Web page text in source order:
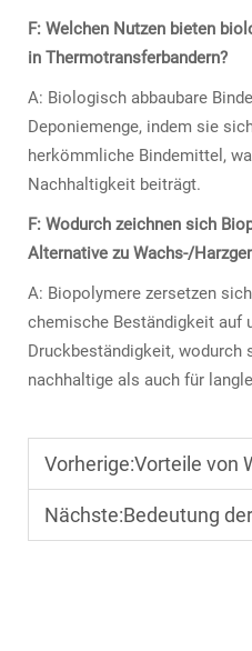
F: Welchen Nutzen bieten
in Thermotransferbandern?
A: Biologisch abbaubare
Deponiemenge, indem sie
herkömmliche Bindemittel,
Nachhaltigkeit beiträgt.
F: Wodurch zeichnen sich
Alternative zu Wachs-/
A: Biopolymere zersetzen
chemische Beständigkeit auf
Druckbeständigkeit, wodurch
nachhaltige als auch für
Vorherige:Vorteile von
Nächste:Bedeutung der